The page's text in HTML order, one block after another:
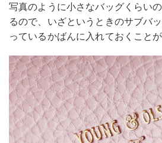
写真のように小さなバッグくらい
るので、いざというときのサブバ
っているかばんに入れておくことが